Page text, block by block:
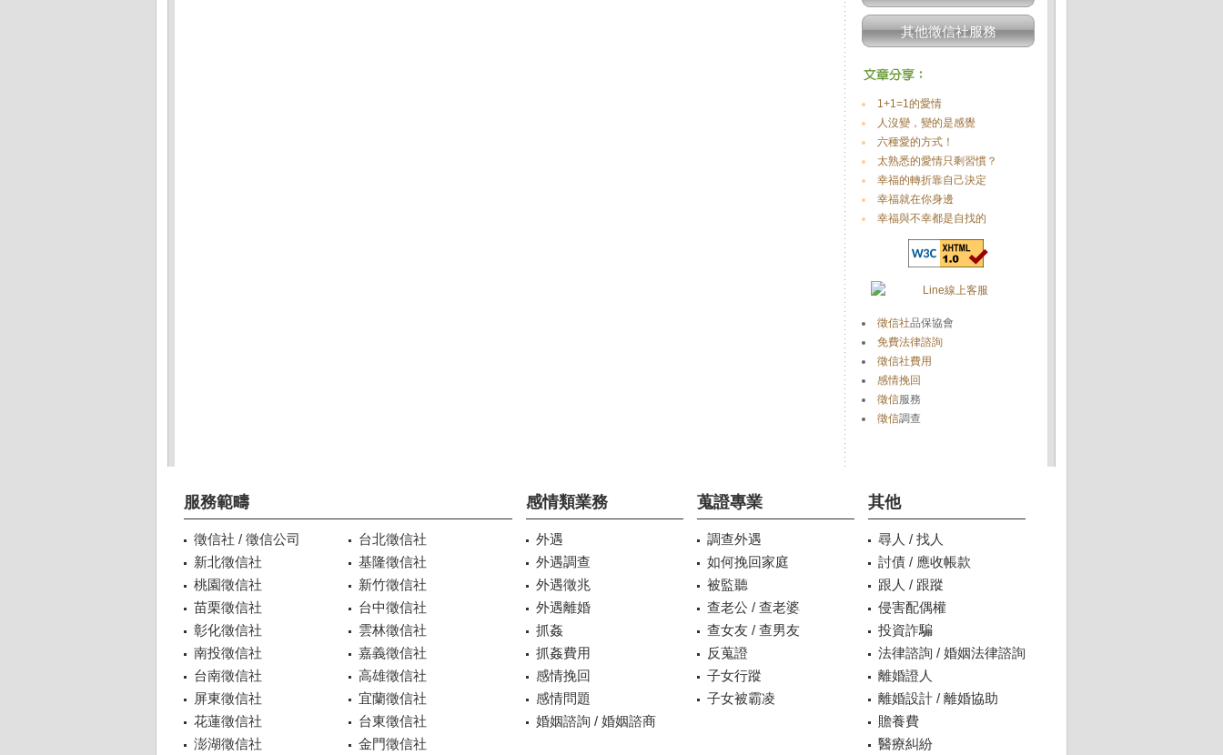
其他徵信社服務
1+1=1的愛情
人沒變，變的是感覺
六種愛的方式！
太熟悉的愛情只剩習慣？
幸福的轉折靠自己決定
幸福就在你身邊
幸福與不幸都是自找的
徵信社品保協會
免費法律諮詢
徵信社費用
感情挽回
徵信服務
徵信調查
服務範疇
徵信社 / 徵信公司
台北徵信社
新北徵信社
基隆徵信社
桃園徵信社
新竹徵信社
苗栗徵信社
台中徵信社
彰化徵信社
雲林徵信社
南投徵信社
嘉義徵信社
台南徵信社
高雄徵信社
屏東徵信社
宜蘭徵信社
花蓮徵信社
台東徵信社
澎湖徵信社
金門徵信社
感情類業務
外遇
外遇調查
外遇徵兆
外遇離婚
抓姦
抓姦費用
感情挽回
感情問題
婚姻諮詢 / 婚姻諮商
蒐證專業
調查外遇
如何挽回家庭
被監聽
查老公 / 查老婆
查女友 / 查男友
反蒐證
子女行蹤
子女被霸凌
其他
尋人 / 找人
討債 / 應收帳款
跟人 / 跟蹤
侵害配偶權
投資詐騙
法律諮詢 / 婚姻法律諮詢
離婚證人
離婚設計 / 離婚協助
贍養費
醫療糾紛